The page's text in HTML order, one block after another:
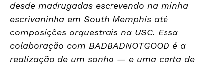
desde madrugadas escrevendo na minha
escrivaninha em South Memphis até
composições orquestrais na USC. Essa
colaboração com BADBADNOTGOOD é a
realização de um sonho — e uma carta de